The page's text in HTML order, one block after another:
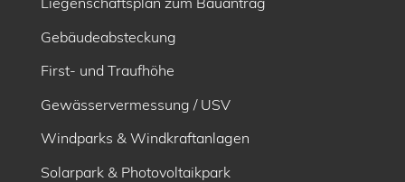
Gebäudeabsteckung
First- und Traufhöhe
Gewässervermessung / USV
Windparks & Windkraftanlagen
Solarpark & Photovoltaikpark